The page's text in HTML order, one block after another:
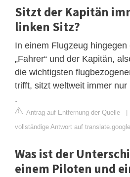
Sitzt der Kapitän
linken Sitz?
In einem Flugzeug
„Fahrer“ und der Kapitän,
die wichtigsten
trifft, sitzt weltweit immer
.
Antrag auf Entfernung der Quelle |
vollständige Antwort auf
Was ist der
einem Piloten und